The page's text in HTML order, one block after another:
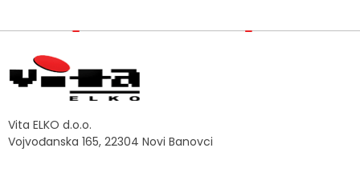
Vita ELKO d.o.o.
Vojvođanska 165, 22304 Novi Banovci